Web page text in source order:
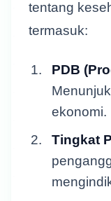
tentang
termasuk:
PDB
ekonomi.
Tingkat